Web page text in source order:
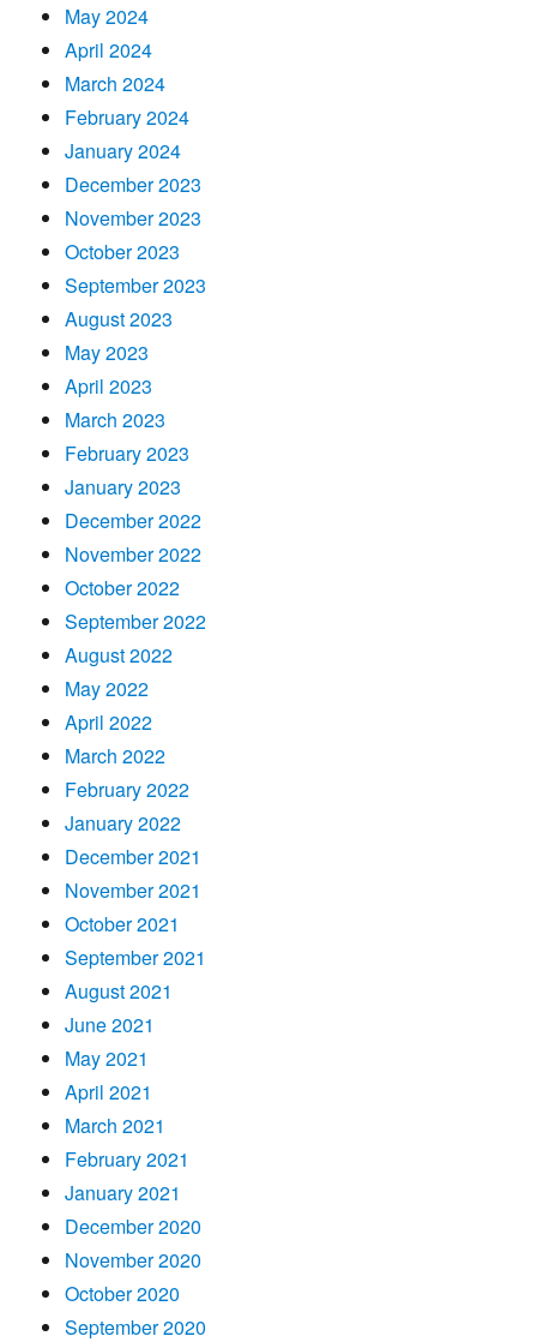
May 2024
April 2024
March 2024
February 2024
January 2024
December 2023
November 2023
October 2023
September 2023
August 2023
May 2023
April 2023
March 2023
February 2023
January 2023
December 2022
November 2022
October 2022
September 2022
August 2022
May 2022
April 2022
March 2022
February 2022
January 2022
December 2021
November 2021
October 2021
September 2021
August 2021
June 2021
May 2021
April 2021
March 2021
February 2021
January 2021
December 2020
November 2020
October 2020
September 2020